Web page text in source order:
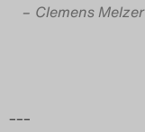
– Clemens Melzer
–––